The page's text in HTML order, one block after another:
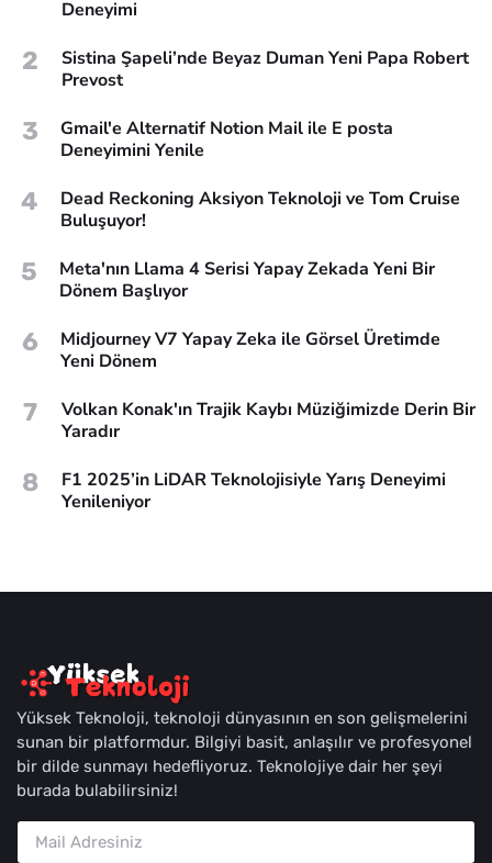
Deneyimi
2
Sistina Şapeli’nde Beyaz Duman Yeni Papa Robert
Prevost
3
Gmail'e Alternatif Notion Mail ile E posta
Deneyimini Yenile
4
Dead Reckoning Aksiyon Teknoloji ve Tom Cruise
Buluşuyor!
5
Meta'nın Llama 4 Serisi Yapay Zekada Yeni Bir
Dönem Başlıyor
6
Midjourney V7 Yapay Zeka ile Görsel Üretimde
Yeni Dönem
7
Volkan Konak'ın Trajik Kaybı Müziğimizde Derin Bir
Yaradır
8
F1 2025’in LiDAR Teknolojisiyle Yarış Deneyimi
Yenileniyor
Yüksek Teknoloji, teknoloji dünyasının en son gelişmelerini
sunan bir platformdur. Bilgiyi basit, anlaşılır ve profesyonel
bir dilde sunmayı hedefliyoruz. Teknolojiye dair her şeyi
burada bulabilirsiniz!